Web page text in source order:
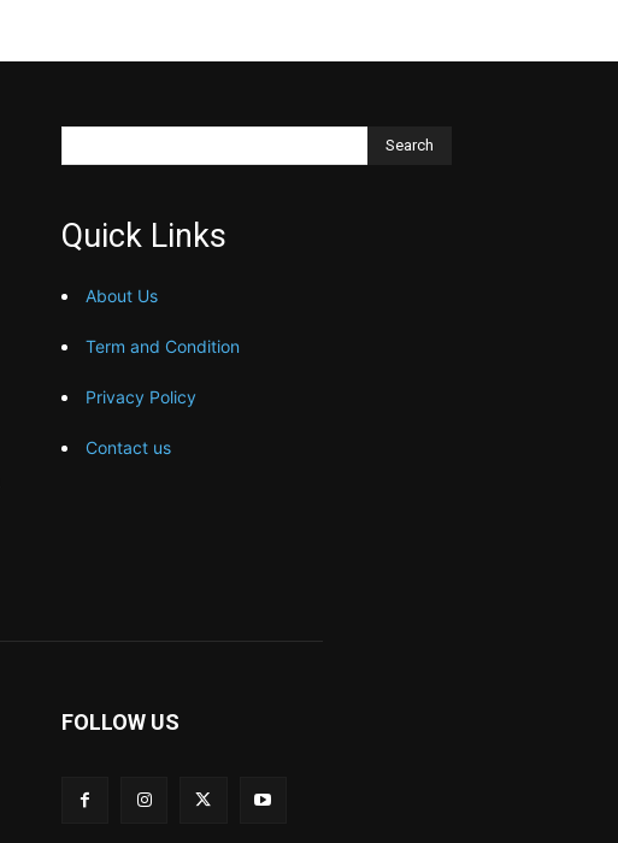
Search
Quick Links
About Us
Term and Condition
Privacy Policy
Contact us
FOLLOW US